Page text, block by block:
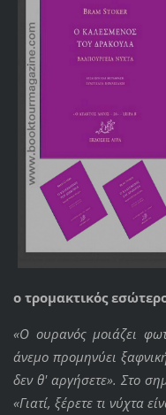
ο τρομακτικός
«Ο ουρανός μοιάζει
άνεμο προμηνύει
δεν θ' αργήσετε». Στο
«Γιατί, ξέρετε τι νύχτα